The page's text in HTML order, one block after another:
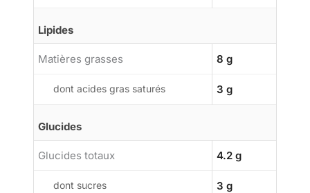
Lipides
Matières grasses 8 g
dont acides gras saturés 3 g
Glucides
Glucides totaux 4.2 g
dont sucres 3 g